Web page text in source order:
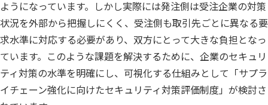
ようになっています。しかし実際には発注側は受注企業の対策
状況を外部から把握しにくく、受注側も取引先ごとに異なる要
求水準に対応する必要があり、双方にとって大きな負担となっ
ています。このような課題を解決するために、企業のセキュリ
ティ対策の水準を明確にし、可視化する仕組みとして「サプラ
イチェーン強化に向けたセキュリティ対策評価制度」が検討さ